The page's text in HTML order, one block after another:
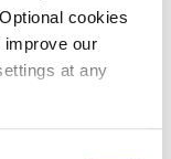
cookies
improve our
at any